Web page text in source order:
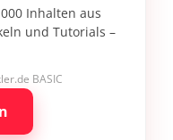
Inhalten aus
und Tutorials –
BASIC